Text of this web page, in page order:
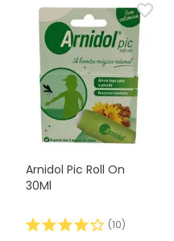
Arnidol Pic Roll On
30Ml
(10)